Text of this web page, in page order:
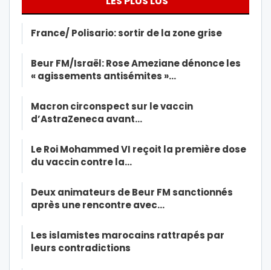
France/ Polisario: sortir de la zone grise
Beur FM/Israël: Rose Ameziane dénonce les
« agissements antisémites »…
Macron circonspect sur le vaccin
d’AstraZeneca avant…
Le Roi Mohammed VI reçoit la première dose
du vaccin contre la…
Deux animateurs de Beur FM sanctionnés
après une rencontre avec…
Les islamistes marocains rattrapés par
leurs contradictions